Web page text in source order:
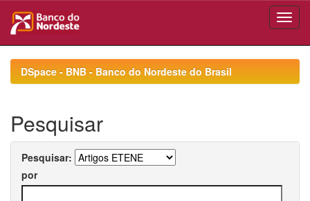
navigationDSpace - BNB - Banco do Nordeste do Brasil
Pesquisar
Pesquisar:
por